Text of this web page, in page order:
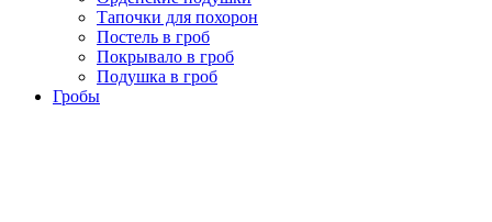
Тапочки для похорон
Постель в гроб
Покрывало в гроб
Подушка в гроб
Гробы